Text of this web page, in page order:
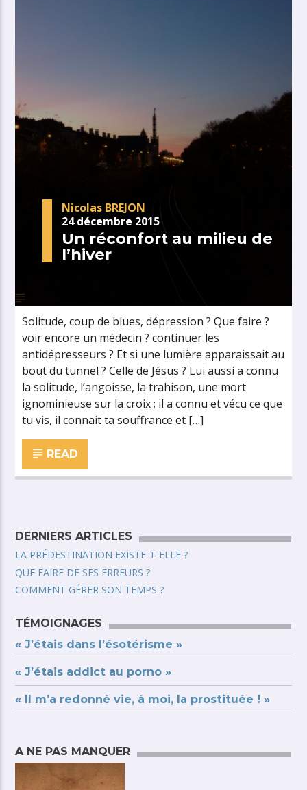
Nicolas BREJON
24 décembre 2015
Un réconfort au milieu de
l’hiver
Solitude, coup de blues, dépression ? Que faire ?
voir encore un médecin ? continuer les
antidépresseurs ? Et si une lumière apparaissait au
bout du tunnel ? Celle de Jésus ? Lui aussi a connu
la solitude, l’angoisse, la trahison, une mort
ignominieuse sur la croix ; il a connu et vécu ce que
tu vis, il connait ta souffrance et […]
READ
DERNIERS ARTICLES
LA PRÉDESTINATION EXISTE-T-ELLE ?
QUE FAIRE DE SES ERREURS ?
COMMENT GÉRER SON TEMPS ?
TÉMOIGNAGES
« J’étais dans l’ésotérisme »
« J’étais addict au porno »
« Il m’a redonné vie, à moi, la prostituée ! »
A NE PAS MANQUER